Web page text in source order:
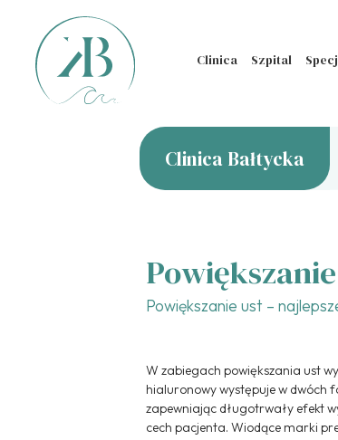
Clinica Szpital
Clinica Bałtycka
Powiększanie ust –
W zabiegach powiększania ust
hialuronowy występuje w dwóch
zapewniając długotrwały efekt
cech pacjenta. Wiodące marki